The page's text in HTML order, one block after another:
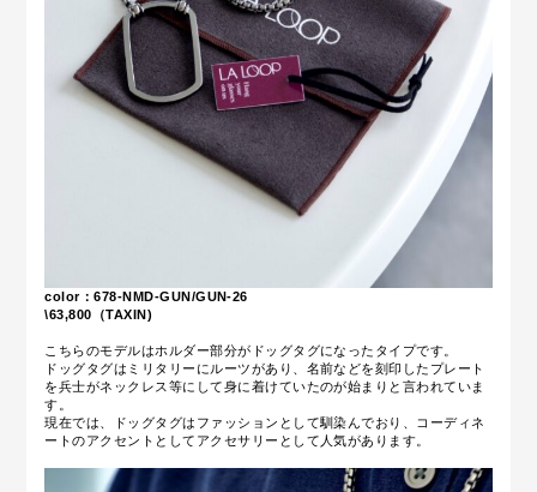
color：678-NMD-GUN/GUN-26
\63,800（TAXIN)
こちらのモデルはホルダー部分がドッグタグになったタイプです。
ドッグタグはミリタリーにルーツがあり、名前などを刻印したプレート
を兵士がネックレス等にして身に着けていたのが始まりと言われていま
す。
現在では、ドッグタグはファッションとして馴染んでおり、コーディネ
ートのアクセントとしてアクセサリーとして人気があります。